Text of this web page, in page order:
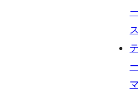
ー
ス
テ
ー
マ